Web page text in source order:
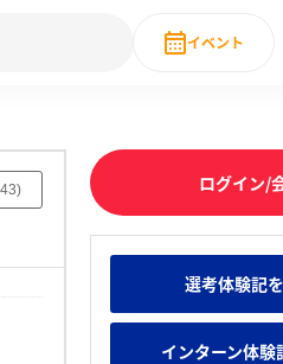
新卒就職人気企業ランキング み
・DX現場社員インタビュー
イベント
直近
)
ログイン/
選考体験記
インターン体験